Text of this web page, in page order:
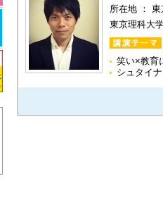
所在地 ：
東京理科大
笑い×教育
シュタイ